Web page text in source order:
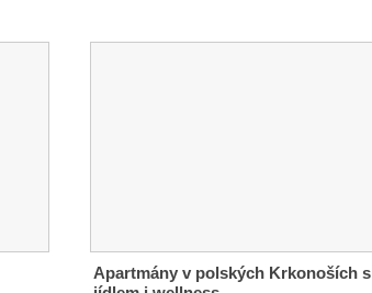
Apartmány v polských Krkonoších s